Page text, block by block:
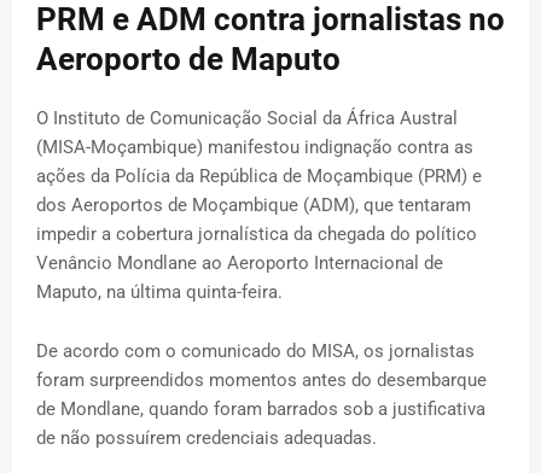
PRM e ADM contra jornalistas no
Aeroporto de Maputo
O Instituto de Comunicação Social da África Austral
(MISA-Moçambique) manifestou indignação contra as
ações da Polícia da República de Moçambique (PRM) e
dos Aeroportos de Moçambique (ADM), que tentaram
impedir a cobertura jornalística da chegada do político
Venâncio Mondlane ao Aeroporto Internacional de
Maputo, na última quinta-feira.
De acordo com o comunicado do MISA, os jornalistas
foram surpreendidos momentos antes do desembarque
de Mondlane, quando foram barrados sob a justificativa
de não possuírem credenciais adequadas.